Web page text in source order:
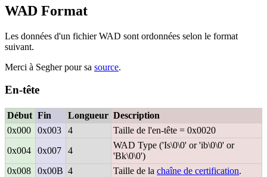
WAD Format
Les données d'un fichier WAD sont ordonnées selon le format
suivant.
Merci à Segher pour sa source.
En-tête
Début Fin Longueur Description
0x000
0x003 4
Taille de l'en-tête = 0x0020
0x004
0x007 4
WAD Type ('Is\0\0' or 'ib\0\0' or
'Bk\0\0')
0x008
0x00B 4 Taille de lachaîne de certification.